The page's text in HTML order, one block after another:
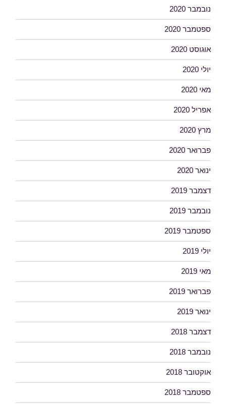
נובמבר 2020
ספטמבר 2020
אוגוסט 2020
יולי 2020
מאי 2020
אפריל 2020
מרץ 2020
פברואר 2020
ינואר 2020
דצמבר 2019
נובמבר 2019
ספטמבר 2019
יולי 2019
מאי 2019
פברואר 2019
ינואר 2019
דצמבר 2018
נובמבר 2018
אוקטובר 2018
ספטמבר 2018